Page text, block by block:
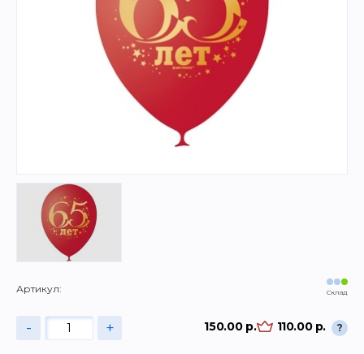
Артикул: Склад
- + 150.00 р. 110.00 р. ?